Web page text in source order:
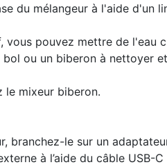
du mélangeur à l'aide d'un
vous pouvez mettre de l'eau
bol ou un biberon à nettoyer
le mixeur biberon.
branchez-le sur un
à l’aide du câble USB-C